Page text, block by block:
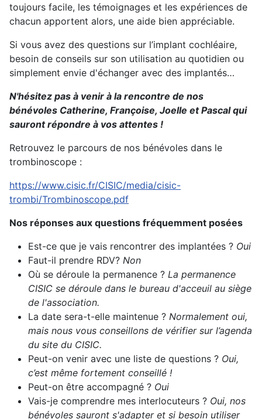
toujours facile, les témoignages et les expériences de
chacun apportent alors, une aide bien appréciable.
Si vous avez des questions sur l’implant cochléaire,
besoin de conseils sur son utilisation au quotidien ou
simplement envie d'échanger avec des implantés…
N'hésitez pas à venir à la rencontre de nos
bénévoles Catherine, Françoise, Joelle et Pascal qui
sauront répondre à vos attentes !
Retrouvez le parcours de nos bénévoles dans le
trombinoscope :
https://www.cisic.fr/CISIC/media/cisic-
trombi/Trombinoscope.pdf
Nos réponses aux questions fréquemment posées
Est-ce que je vais rencontrer des implantées ? Oui
Faut-il prendre RDV? Non
Où se déroule la permanence ? La permanence
CISIC se déroule dans le bureau d'acceuil au siège
de l'association.
La date sera-t-elle maintenue ? Normalement oui,
mais nous vous conseillons de vérifier sur l’agenda
du site du CISIC.
Peut-on venir avec une liste de questions ? Oui,
c’est même fortement conseillé !
Peut-on être accompagné ? Oui
Vais-je comprendre mes interlocuteurs ? Oui, nos
bénévoles sauront s'adapter et si besoin utiliser